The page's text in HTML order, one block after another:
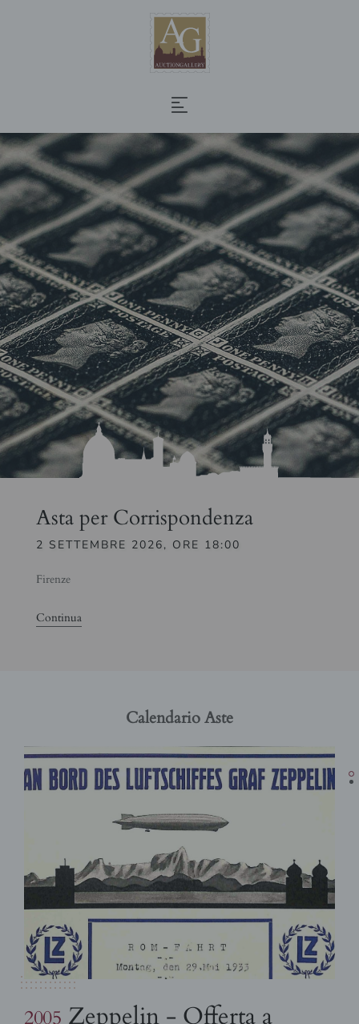
Asta per Corrispondenza
2 SETTEMBRE 2026, ORE 18:00
Firenze
Continua
Calendario Aste
2005 Zeppelin - Offerta a